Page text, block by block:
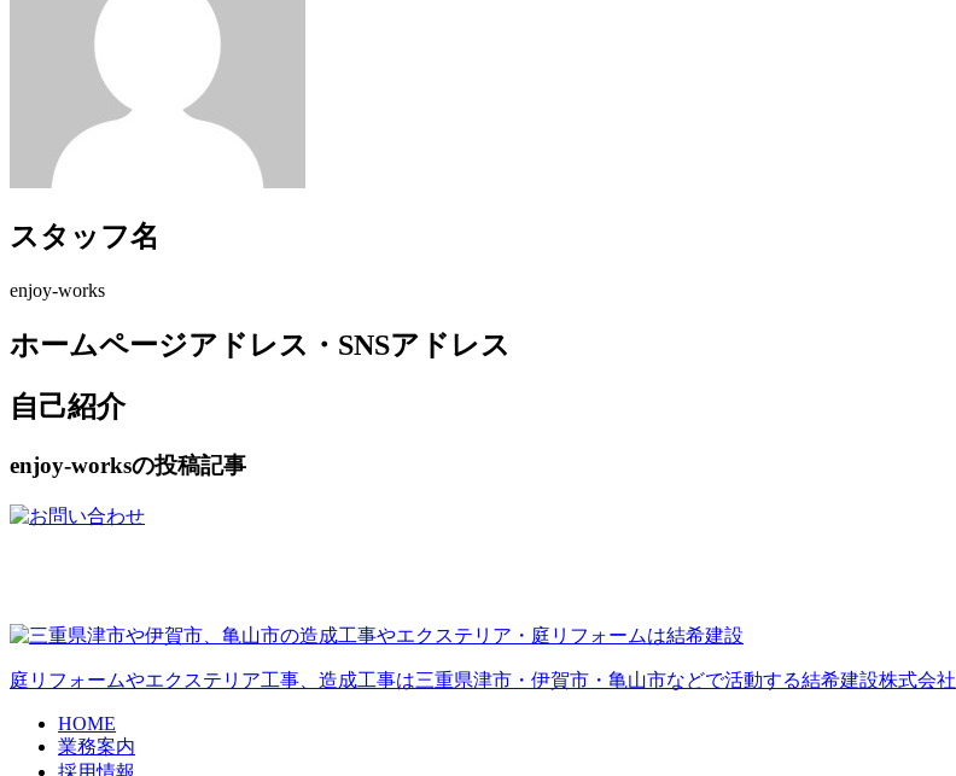
スタッフ名
enjoy-works
ホームページアドレス・SNSアドレス
自己紹介
enjoy-worksの投稿記事
庭リフォームやエクステリア工事、造成工事は三重県津市・伊賀市・亀山市などで活動する結希建設株式会社
HOME
業務案内
採用情報